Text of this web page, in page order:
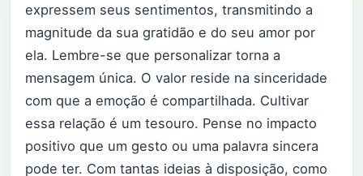
expressem seus sentimentos, transmitindo a
magnitude da sua gratidão e do seu amor por
ela. Lembre-se que personalizar torna a
mensagem única. O valor reside na sinceridade
com que a emoção é compartilhada. Cultivar
essa relação é um tesouro. Pense no impacto
positivo que um gesto ou uma palavra sincera
pode ter. Com tantas ideias à disposição, como